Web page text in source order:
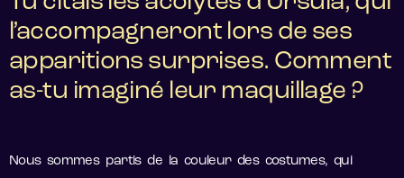
l’accompagneront lors de ses
apparitions surprises. Comment
as-tu imaginé leur maquillage ?
Nous sommes partis de la couleur des costumes, qui